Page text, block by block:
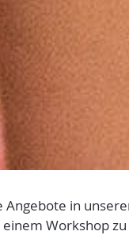
Angebote in
Workshop